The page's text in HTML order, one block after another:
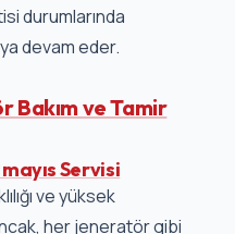
durumlarında
devam eder.
Bakım ve Tamir
Servisi
ve yüksek
her jeneratör gibi